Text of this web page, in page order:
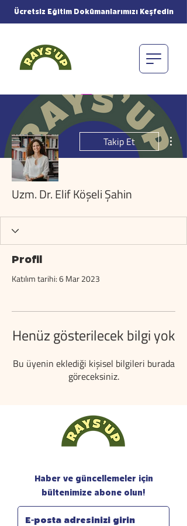
Ücretsiz Eğitim Dokümanlarımızı Keşfedin
Takip Et
Uzm. Dr. Elif Köşeli Şahin
Profil
Katılım tarihi: 6 Mar 2023
Henüz gösterilecek bilgi yok
Bu üyenin eklediği kişisel bilgileri burada
göreceksiniz.
Haber ve güncellemeler için
bültenimize abone olun!